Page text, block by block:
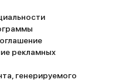
рекламных
генерируемого